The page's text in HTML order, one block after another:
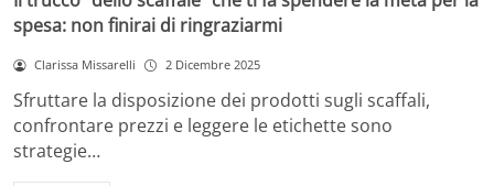
spesa: non finirai di ringraziarmi
Clarissa Missarelli 2 Dicembre 2025
Sfruttare la disposizione dei prodotti sugli scaffali,
confrontare prezzi e leggere le etichette sono
strategie…